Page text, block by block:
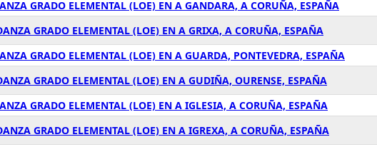
GRADO ELEMENTAL (LOE) EN A GANDARA, A CORUÑA, ESPAÑA
GRADO ELEMENTAL (LOE) EN A GRIXA, A CORUÑA, ESPAÑA
GRADO ELEMENTAL (LOE) EN A GUARDA, PONTEVEDRA, ESPAÑA
GRADO ELEMENTAL (LOE) EN A GUDIÑA, OURENSE, ESPAÑA
GRADO ELEMENTAL (LOE) EN A IGLESIA, A CORUÑA, ESPAÑA
GRADO ELEMENTAL (LOE) EN A IGREXA, A CORUÑA, ESPAÑA